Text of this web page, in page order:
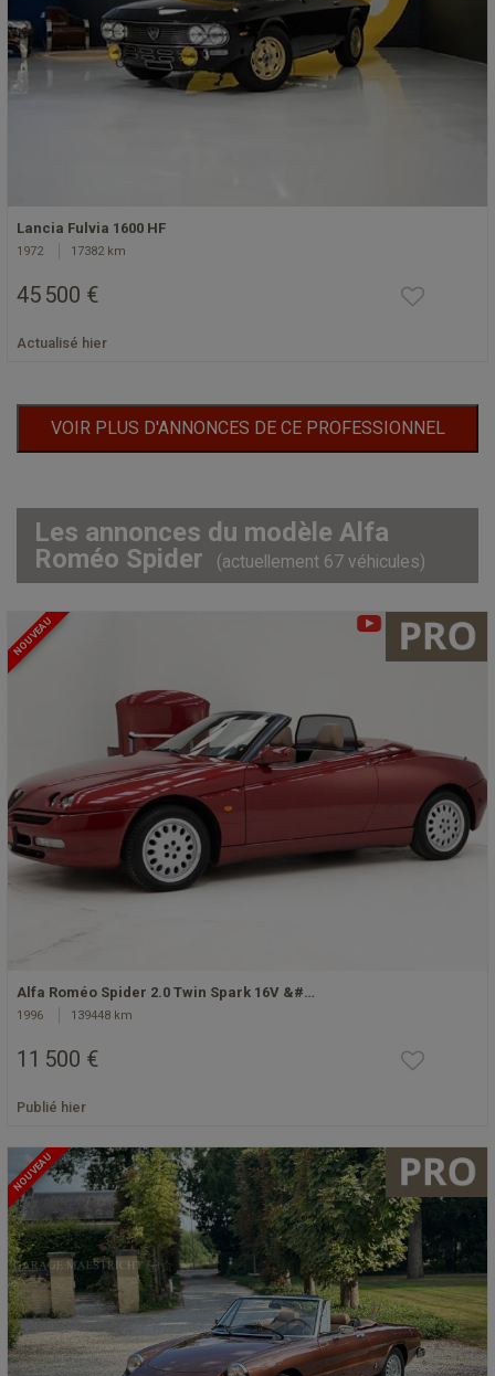
Lancia Fulvia 1600 HF
1972 17382 km
45 500 €
Actualisé hier
VOIR PLUS D'ANNONCES DE CE PROFESSIONNEL
Les annonces du modèle Alfa
Roméo Spider
(actuellement 67 véhicules)
NOUVEAU
Alfa Roméo Spider 2.0 Twin Spark 16V &#…
1996 139448 km
11 500 €
Publié hier
NOUVEAU